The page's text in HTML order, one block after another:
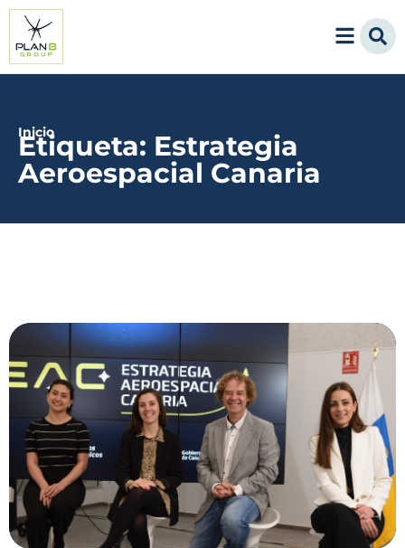
Inicio
Etiqueta: Estrategia
Aeroespacial Canaria